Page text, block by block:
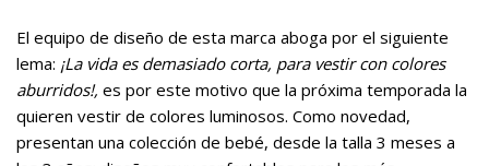
El equipo de diseño de esta marca aboga por el siguiente
lema: ¡La vida es demasiado corta, para vestir con colores
aburridos!, es por este motivo que la próxima temporada la
quieren vestir de colores luminosos. Como novedad,
presentan una colección de bebé, desde la talla 3 meses a